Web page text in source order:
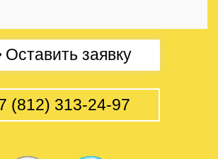
Оставить заявку
(812) 313-24-97